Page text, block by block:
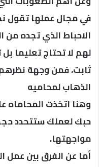
في مجال عملها تقول
الاحباط الذي تجده من
لهم لا تحتاج تعليما
ثابت، فمن وجهة
الذهاب لمحاميه
وهنا اتخذت المحاماه
حبك لعملك ستتحدد
مواجهتها.
أما عن الفرق بين عمل